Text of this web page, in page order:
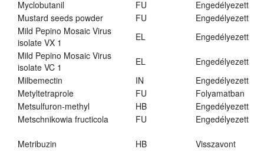
Myclobutanil FU
Engedélyezett
Mustard seeds powder
FU
Engedélyezett
Mild Pepino Mosaic Virus
isolate VX 1
EL
Engedélyezett
Mild Pepino Mosaic Virus
isolate VC 1
EL
Engedélyezett
Milbemectin
IN
Engedélyezett
Metyltetraprole
FU
Folyamatban
Metsulfuron-methyl
HB
Engedélyezett
Metschnikowia fructicola
FU Engedélyezett
Metribuzin HB Visszavont